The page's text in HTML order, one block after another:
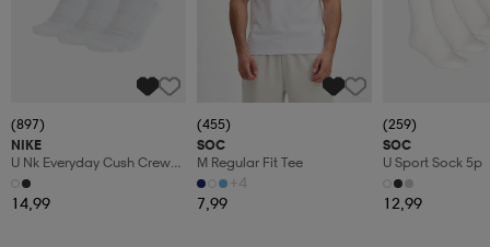
(897)
NIKE
U Nk Everyday Cush Crew
3pr
14,99
(455)
SOC
M Regular Fit Tee
+4
7,99
(259)
SOC
U Sport Sock 5p
12,99